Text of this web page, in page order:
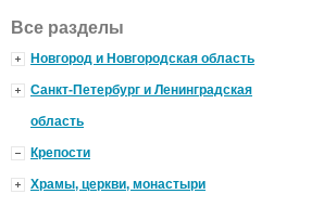
Все разделы
Новгород и Новгородская область
Санкт-Петербург и Ленинградская
область
Крепости
Храмы, церкви, монастыри